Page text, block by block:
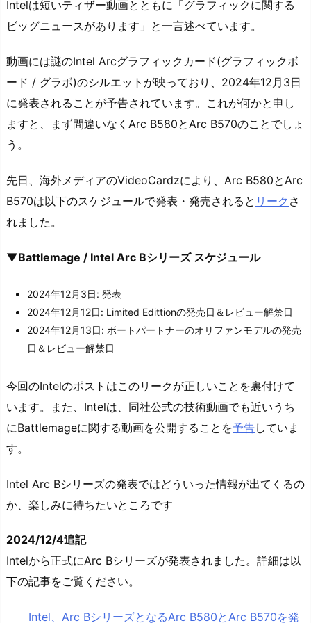
Intelは短いティザー動画とともに「グラフィックに関する
ビッグニュースがあります」と一言述べています。
動画には謎のIntel Arcグラフィックカード(グラフィックボ
ード / グラボ)のシルエットが映っており、2024年12月3日
に発表されることが予告されています。これが何かと申し
ますと、まず間違いなくArc B580とArc B570のことでしょ
う。
先日、海外メディアのVideoCardzにより、Arc B580とArc
B570は以下のスケジュールで発表・発売されると リーク さ
れました。
▼Battlemage / Intel Arc Bシリーズ スケジュール
2024年12月3日: 発表
2024年12月12日: Limited Edittionの発売日＆レビュー解禁日
2024年12月13日: ボートパートナーのオリファンモデルの発売
日＆レビュー解禁日
今回のIntelのポストはこのリークが正しいことを裏付けて
います。また、Intelは、同社公式の技術動画でも近いうち
にBattlemageに関する動画を公開することを予告していま
す。
Intel Arc Bシリーズの発表ではどういった情報が出てくるの
か、楽しみに待ちたいところです
2024/12/4追記
Intelから正式にArc Bシリーズが発表されました。詳細は以
下の記事をご覧ください。
Intel、Arc BシリーズとなるArc B580とArc B570を発